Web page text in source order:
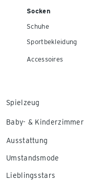
Socken
Schuhe
Sportbekleidung
Accessoires
Spielzeug
Baby- & Kinderzimmer
Ausstattung
Umstandsmode
Lieblingsstars